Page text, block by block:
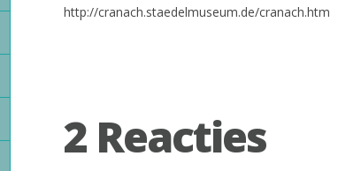
http://cranach.staedelmuseum.de/cranach.htm
2 Reacties